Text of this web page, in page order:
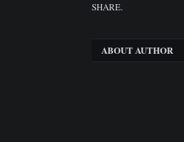
SHARE.
ABOUT AUTHOR